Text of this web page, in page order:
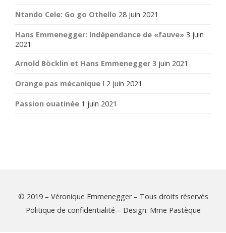
Ntando Cele: Go go Othello 28 juin 2021
Hans Emmenegger: Indépendance de «fauve» 3 juin
2021
Arnold Böcklin et Hans Emmenegger 3 juin 2021
Orange pas mécanique ! 2 juin 2021
Passion ouatinée 1 juin 2021
© 2019 – Véronique Emmenegger – Tous droits réservés
Politique de confidentialité – Design: Mme Pastèque